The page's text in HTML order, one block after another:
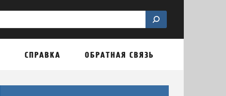
СПРАВКА ОБРАТНАЯ СВЯЗЬ